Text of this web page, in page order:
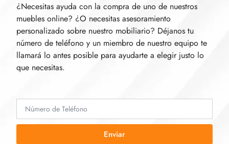
¿Necesitas ayuda con la compra de uno de nuestros
muebles online? ¿O necesitas asesoramiento
personalizado sobre nuestro mobiliario? Déjanos tu
número de teléfono y un miembro de nuestro equipo te
llamará lo antes posible para ayudarte a elegir justo lo
que necesitas.
Enviar